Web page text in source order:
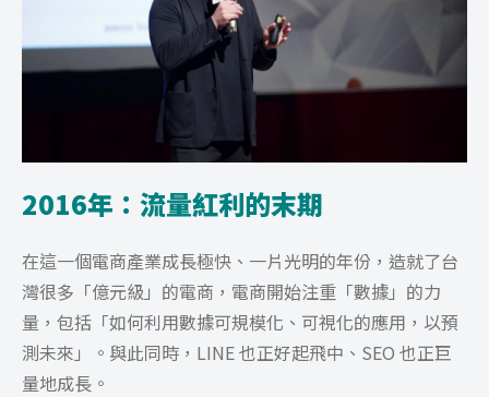
2016年：流量紅利的末期
在這一個電商產業成長極快、一片光明的年份，造就了台
灣很多「億元級」的電商，電商開始注重「數據」的力
量，包括「如何利用數據可規模化、可視化的應用，以預
測未來」。與此同時，LINE 也正好起飛中、SEO 也正巨
量地成長。